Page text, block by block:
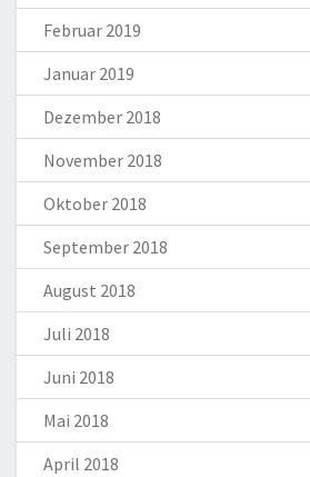
Februar 2019
Januar 2019
Dezember 2018
November 2018
Oktober 2018
September 2018
August 2018
Juli 2018
Juni 2018
Mai 2018
April 2018